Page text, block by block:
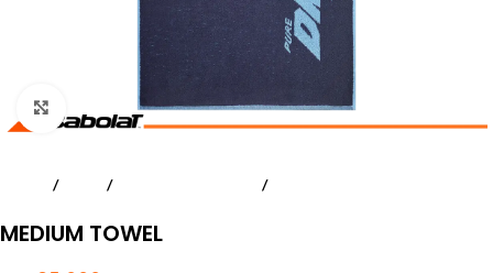
Click to enlarge
Tennis Accessoires textiles Serviettes
MEDIUM TOWEL